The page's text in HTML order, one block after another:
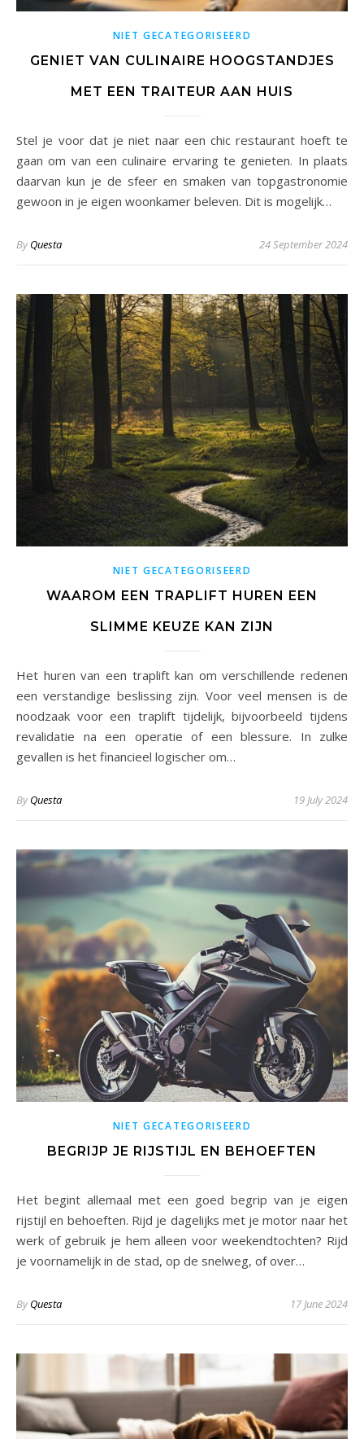
NIET GECATEGORISEERD
GENIET VAN CULINAIRE HOOGSTANDJES
MET EEN TRAITEUR AAN HUIS
Stel je voor dat je niet naar een chic restaurant hoeft te
gaan om van een culinaire ervaring te genieten. In plaats
daarvan kun je de sfeer en smaken van topgastronomie
gewoon in je eigen woonkamer beleven. Dit is mogelijk…
ByQuesta 24 September 2024
NIET GECATEGORISEERD
WAAROM EEN TRAPLIFT HUREN EEN
SLIMME KEUZE KAN ZIJN
Het huren van een traplift kan om verschillende redenen
een verstandige beslissing zijn. Voor veel mensen is de
noodzaak voor een traplift tijdelijk, bijvoorbeeld tijdens
revalidatie na een operatie of een blessure. In zulke
gevallen is het financieel logischer om…
ByQuesta 19 July 2024
NIET GECATEGORISEERD
BEGRIJP JE RIJSTIJL EN BEHOEFTEN
Het begint allemaal met een goed begrip van je eigen
rijstijl en behoeften. Rijd je dagelijks met je motor naar het
werk of gebruik je hem alleen voor weekendtochten? Rijd
je voornamelijk in de stad, op de snelweg, of over…
ByQuesta 17 June 2024